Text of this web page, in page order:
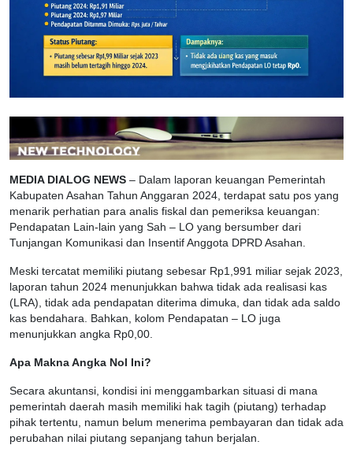
MEDIA DIALOG NEWS – Dalam laporan keuangan Pemerintah
Kabupaten Asahan Tahun Anggaran 2024, terdapat satu pos yang
menarik perhatian para analis fiskal dan pemeriksa keuangan:
Pendapatan Lain-lain yang Sah – LO yang bersumber dari
Tunjangan Komunikasi dan Insentif Anggota DPRD Asahan.
Meski tercatat memiliki piutang sebesar Rp1,991 miliar sejak 2023,
laporan tahun 2024 menunjukkan bahwa tidak ada realisasi kas
(LRA), tidak ada pendapatan diterima dimuka, dan tidak ada saldo
kas bendahara. Bahkan, kolom Pendapatan – LO juga
menunjukkan angka Rp0,00.
Apa Makna Angka Nol Ini?
Secara akuntansi, kondisi ini menggambarkan situasi di mana
pemerintah daerah masih memiliki hak tagih (piutang) terhadap
pihak tertentu, namun belum menerima pembayaran dan tidak ada
perubahan nilai piutang sepanjang tahun berjalan.